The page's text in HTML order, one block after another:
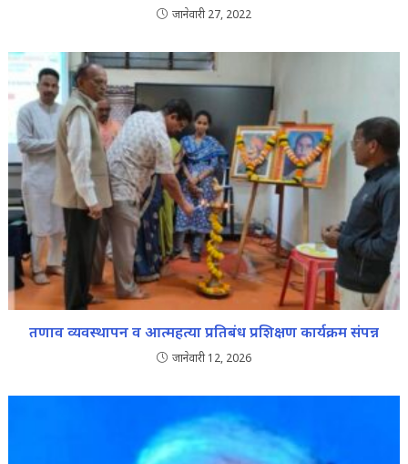
जानेवारी 27, 2022
तणाव व्यवस्थापन व आत्महत्या प्रतिबंध प्रशिक्षण कार्यक्रम संपन्न
जानेवारी 12, 2026